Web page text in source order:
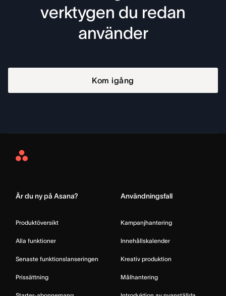
verktygen du redan
använder
Kom igång
Asana
Är du ny på Asana?
Produktöversikt
Alla funktioner
Senaste funktionslanseringen
Prissättning
Användningsfall
Kampanjhantering
Innehållskalender
Kreativ produktion
Målhantering